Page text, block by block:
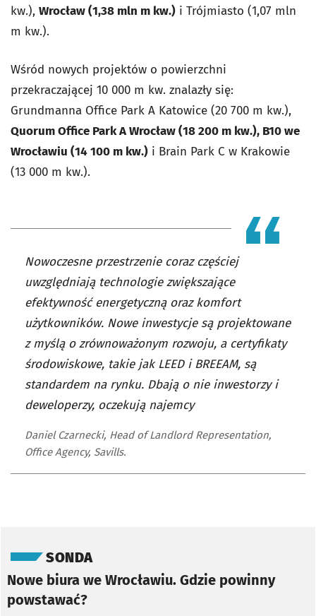
kw.), Wrocław (1,38 mln m kw.) i Trójmiasto (1,07 mln
m kw.).
Wśród nowych projektów o powierzchni
przekraczającej 10 000 m kw. znalazły się:
Grundmanna Office Park A Katowice (20 700 m kw.),
Quorum Office Park A Wrocław (18 200 m kw.), B10 we
Wrocławiu (14 100 m kw.) i Brain Park C w Krakowie
(13 000 m kw.).
Nowoczesne przestrzenie coraz częściej
uwzględniają technologie zwiększające
efektywność energetyczną oraz komfort
użytkowników. Nowe inwestycje są projektowane
z myślą o zrównoważonym rozwoju, a certyfikaty
środowiskowe, takie jak LEED i BREEAM, są
standardem na rynku. Dbają o nie inwestorzy i
deweloperzy, oczekują najemcy
Daniel Czarnecki, Head of Landlord Representation,
Office Agency, Savills.
SONDA
Nowe biura we Wrocławiu. Gdzie powinny
powstawać?